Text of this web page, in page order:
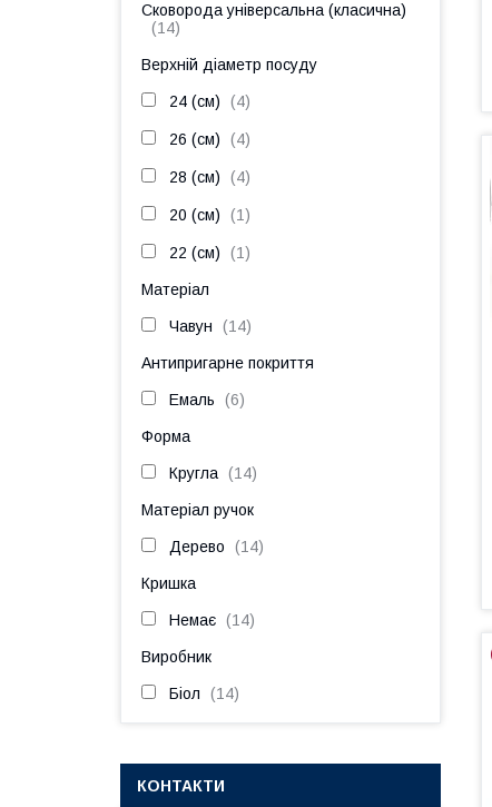
Сковорода універсальна (класична)
14
Верхній діаметр посуду
24 (см) 4
26 (см) 4
28 (см) 4
20 (см) 1
22 (см) 1
Матеріал
Чавун 14
Антипригарне покриття
Емаль 6
Форма
Кругла 14
Матеріал ручок
Дерево 14
Кришка
Немає 14
Виробник
Біол 14
КОНТАКТИ